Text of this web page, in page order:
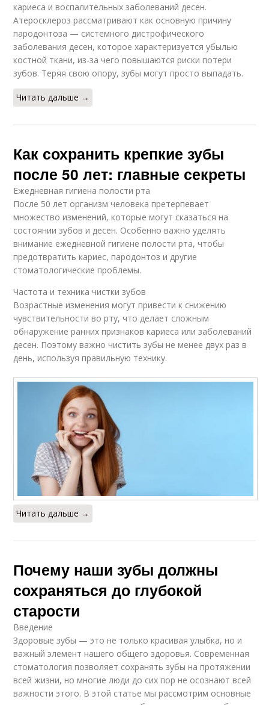
кариеса и воспалительных заболеваний десен.
Атеросклероз рассматривают как основную причину
пародонтоза — системного дистрофического
заболевания десен, которое характеризуется убылью
костной ткани, из-за чего повышаются риски потери
зубов. Теряя свою опору, зубы могут просто выпадать.
Читать дальше →
Как сохранить крепкие зубы
после 50 лет: главные секреты
Ежедневная гигиена полости рта
После 50 лет организм человека претерпевает
множество изменений, которые могут сказаться на
состоянии зубов и десен. Особенно важно уделять
внимание ежедневной гигиене полости рта, чтобы
предотвратить кариес, пародонтоз и другие
стоматологические проблемы.
Частота и техника чистки зубов
Возрастные изменения могут привести к снижению
чувствительности во рту, что делает сложным
обнаружение ранних признаков кариеса или заболеваний
десен. Поэтому важно чистить зубы не менее двух раз в
день, используя правильную технику.
Читать дальше →
Почему наши зубы должны
сохраняться до глубокой
старости
Введение
Здоровые зубы — это не только красивая улыбка, но и
важный элемент нашего общего здоровья. Современная
стоматология позволяет сохранять зубы на протяжении
всей жизни, но многие люди до сих пор не осознают всей
важности этого. В этой статье мы рассмотрим основные